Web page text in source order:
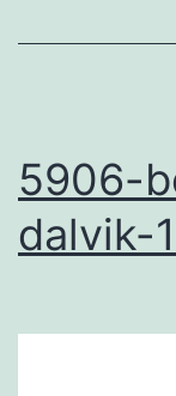
5906-
dalvik-